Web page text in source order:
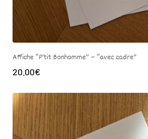
Affiche “P’tit Bonhomme” – “avec cadre”
20.00€